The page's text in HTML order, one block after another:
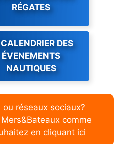
RÉGATES
DES
ÉVENEMENTS
NAUTIQUES
ou réseaux sociaux?
comme
en cliquant ici